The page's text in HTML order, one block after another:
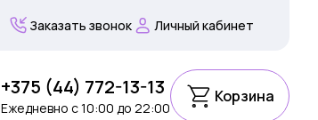
Заказать звонок Личный кабинет
+375 (44) 772-13-13
Ежедневно c 10:00 до 22:00
Корзина